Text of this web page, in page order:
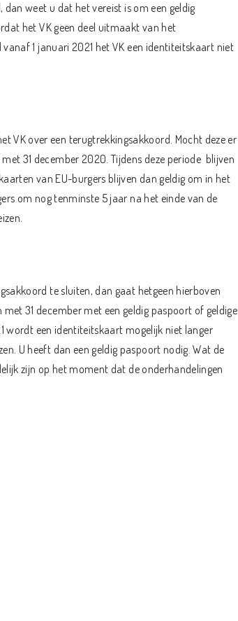
weet u dat het vereist is om een geldig
het VK geen deel uitmaakt van het
1 januari 2021 het VK een identiteitskaart niet
VK over een terugtrekkingsakkoord. Mocht deze er
31 december 2020. Tijdens deze periode blijven
van EU-burgers blijven dan geldig om in het
om nog tenminste 5 jaar na het einde van de
te sluiten, dan gaat hetgeen hierboven
31 december met een geldig paspoort of geldige
wordt een identiteitskaart mogelijk niet langer
U heeft dan een geldig paspoort nodig. Wat de
zijn op het moment dat de onderhandelingen